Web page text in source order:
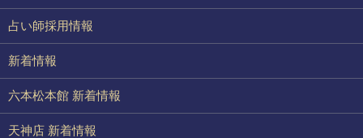
占い師採用情報
新着情報
六本松本館 新着情報
天神店 新着情報